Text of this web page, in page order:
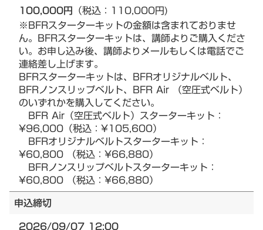
100,000円 （税込：110,000円)
※BFRスターターキットの金額は含まれておりませ
ん。BFRスターターキットは、講師よりご購入くださ
い。お申し込み後、講師よりメールもしくは電話でご
連絡差し上げます。
BFRスターターキットは、BFRオリジナルベルト、
BFRノンスリップベルト、BFR Air （空圧式ベルト）
のいずれかを購入してください。
BFR Air（空圧式ベルト）スターターキット：
¥96,000（税込：¥105,600）
BFRオリジナルベルトスターターキット：
¥60,800 （税込：¥66,880）
BFRノンスリップベルトスターターキット：
¥60,800 （税込：¥66,880）
申込締切